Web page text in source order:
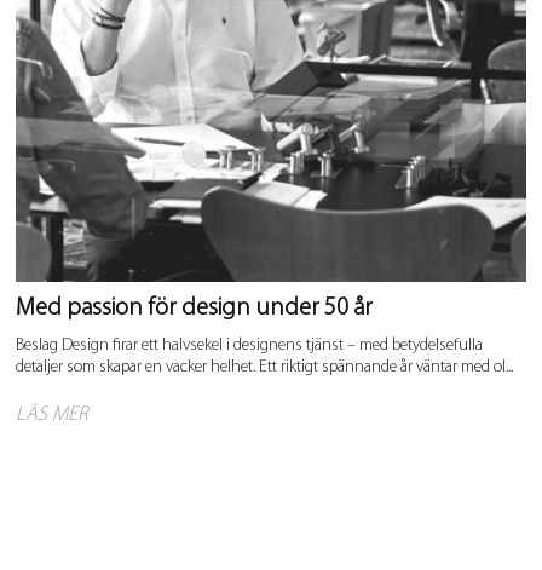
Med passion för design under 50 år
Beslag Design firar ett halvsekel i designens tjänst – med betydelsefulla
detaljer som skapar en vacker helhet. Ett riktigt spännande år väntar med ol...
LÄS MER